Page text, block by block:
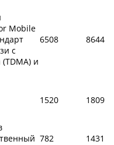
Mobile
с
и
6508 8644
1520 1809
782 1431